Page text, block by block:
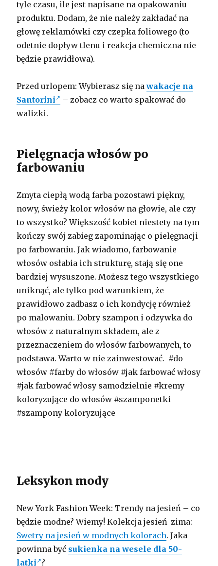
tyle czasu, ile jest napisane na opakowaniu
produktu. Dodam, że nie należy zakładać na
głowę reklamówki czy czepka foliowego (to
odetnie dopływ tlenu i reakcja chemiczna nie
będzie prawidłowa).
Przed urlopem: Wybierasz się nawakacje na
Santorini
– zobacz co warto spakować do
walizki.
Pielęgnacja włosów po
farbowaniu
Zmyta ciepłą wodą farba pozostawi piękny,
nowy, świeży kolor włosów na głowie, ale czy
to wszystko? Większość kobiet niestety na tym
kończy swój zabieg zapominając o pielęgnacji
po farbowaniu. Jak wiadomo, farbowanie
włosów osłabia ich strukturę, stają się one
bardziej wysuszone. Możesz tego wszystkiego
uniknąć, ale tylko pod warunkiem, że
prawidłowo zadbasz o ich kondycję również
po malowaniu. Dobry szampon i odzywka do
włosów z naturalnym składem, ale z
przeznaczeniem do włosów farbowanych, to
podstawa. Warto w nie zainwestować. #do
włosów #farby do włosów #jak farbować włosy
#jak farbować włosy samodzielnie #kremy
koloryzujące do włosów #szamponetki
#szampony koloryzujące
Leksykon mody
New York Fashion Week: Trendy na jesień – co
będzie modne? Wiemy! Kolekcja jesień-zima:
Swetry na jesień w modnych kolorach. Jaka
powinna być sukienka na wesele dla 50-
latki ?